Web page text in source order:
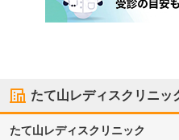
たて山レディスクリニッ
たて山レディスクリニック